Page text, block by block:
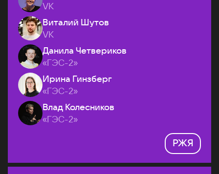
VK
Виталий Шутов
VK
Данила Четвериков
«ГЭС-2»
Ирина Гинзберг
«ГЭС-2»
Влад Колесников
«ГЭС-2»
РЖЯ